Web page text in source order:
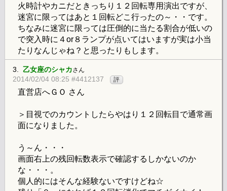
火時計やカニだときっちり１２回転専用演出ですが、
迷宮に限ってはあと１回転どこ行ったの～・・です。
ちなみに迷宮に限っては圧倒的に当たる割合が低いの
で突入時に４or８ランプが点いてはいますが実は小当
たりなんじゃね？と思ったりもします。
3. 乙女座のシャカさん
2014/02/04 08:25 #4412137 評
直営店へＧＯ さん
＞目視でのカウントしたらやはり１２回転目で通常画
面になりました。
う～ん・・・
画面右上の残回転数表示で確認するしかないのか
な・・・。
個人的にはそんな経験ないですけどね☆